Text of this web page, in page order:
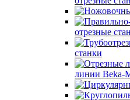
отрезные
станки
линии Beka-